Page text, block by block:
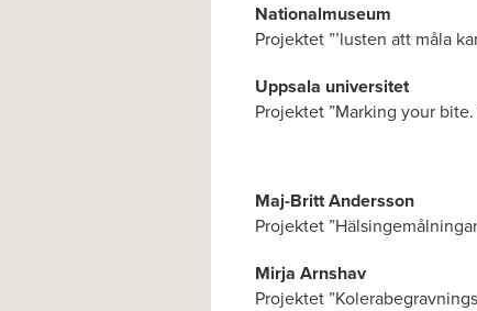
Nationalmuseum
Projektet ”’lusten att måla
Uppsala universitet
Projektet ”Marking your
Maj-Britt Andersson
Projektet
Mirja Arnshav
Projektet